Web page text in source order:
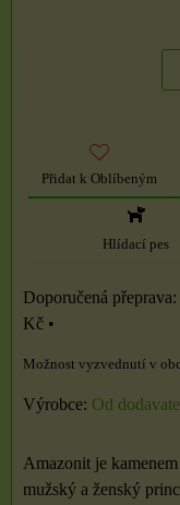
Přidat k Oblíbeným
Hlídací pes
Kč •
Výrobce: Od
Amazonit je
mužský a ženský